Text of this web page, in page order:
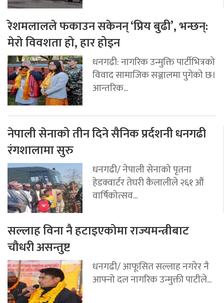
रेशमलालले फकाउन सकेनन् ‘प्रिय बुढी’, भन्छन्:
मेरो विवशता हो, हार होइन
धनगढी: नागरिक उन्मुक्ति पार्टीभित्रको
विवाद सामाजिक सञ्जालमा पुगेको छ।
आन्तरिक...
नेपाली सेनाको तीन दिने सैनिक प्रर्दशनी धनगढी
रंगशालामा सुरु
धनगढी/ नेपाली सेनाको पृतना
हेडक्वार्टर तेघरी कैलालीले २६१ औं
वार्षिकोत्सव...
सल्लाह विना नै हटाइएकोमा राज्यमन्त्रीबाट
चौधरी असन्तुष्ट
धनगढी/ आफूसित सल्लाह नगरेर नै
आफ्नो दल नागरिक उन्मुक्ती पाटीले...